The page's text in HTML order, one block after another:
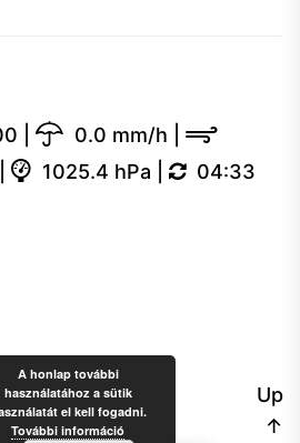
0.0 mm/h
1025.4 hPa 04:33
Up
↑
A honlap további
használatához a sütik
el kell fogadni.
További információ